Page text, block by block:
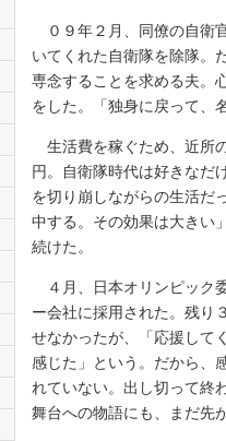
０９年２月、同僚の自衛
いてくれた自衛隊を除隊。
専念することを求める夫。
をした。「独身に戻って、
生活費を稼ぐため、近所
円。自衛隊時代は好きなだ
を切り崩しながらの生活だ
中する。その効果は大きい
続けた。
４月、日本オリンピック
ー会社に採用された。残り
せなかったが、「応援して
感じた」という。だから、
れていない。出し切って終
舞台への物語にも、まだ先